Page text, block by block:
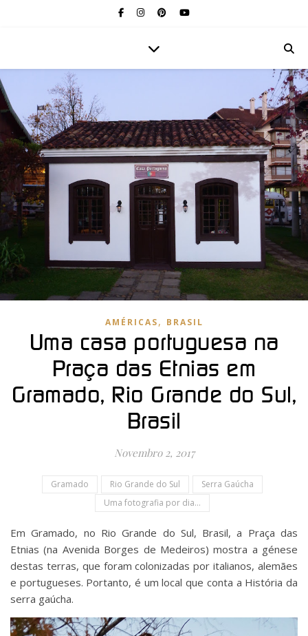
AMÉRICAS, BRASIL
Uma casa portuguesa na
Praça das Etnias em
Gramado, Rio Grande do Sul,
Brasil
Novembro 2, 2017
Gramado Rio Grande do Sul
Serra Gaúcha
Uma fotografia por dia...
Em Gramado, no Rio Grande do Sul, Brasil, a Praça das
Etnias (na Avenida Borges de Medeiros) mostra a génese
destas terras, que foram colonizadas por italianos, alemães
e portugueses. Portanto, é um local que conta a História da
serra gaúcha.